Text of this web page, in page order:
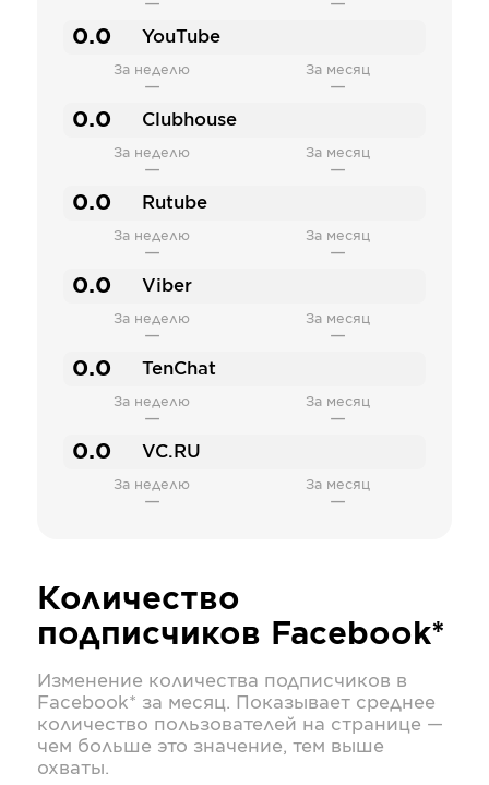
— —
0.0 YouTube
За неделю
—
За месяц
—
0.0 Clubhouse
За неделю
—
За месяц
—
0.0 Rutube
За неделю
—
За месяц
—
0.0 Viber
За неделю
—
За месяц
—
0.0 TenChat
За неделю
—
За месяц
—
0.0 VC.RU
За неделю
—
За месяц
—
Количество
подписчиков Facebook*
Изменение количества подписчиков в
Facebook* за месяц. Показывает среднее
количество пользователей на странице —
чем больше это значение, тем выше
охваты.